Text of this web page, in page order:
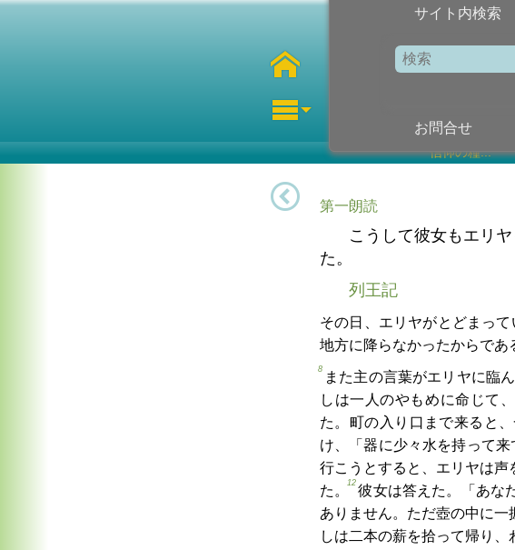
サイト内検索
お問合せ
信仰の糧...
第一朗読
こうして彼女もエリ
た。
列王記
その日、エリヤがとどまっ
地方に降らなかったからであ
8
また主の言葉がエリヤに臨
しは一人のやもめに命じて
た。町の入り口まで来ると
け、「器に少々水を持って
行こうとすると、エリヤは声
た。
12
彼女は答えた。「あな
ありません。ただ壺の中に
しは二本の薪を拾って帰り